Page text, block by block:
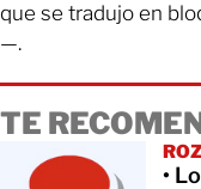
que se tradujo en
—.
TE
•